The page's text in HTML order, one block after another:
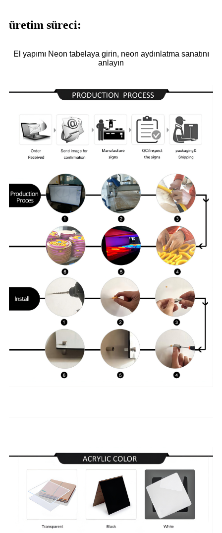
üretim süreci:
El yapımı Neon tabelaya girin, neon aydınlatma sanatını
anlayın